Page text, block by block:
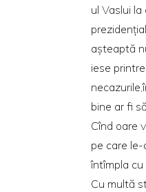
ul Vaslui la
așteaptă
iese
bine ar fi
Cînd oare
pe care
întîmpla cu
Cu multă